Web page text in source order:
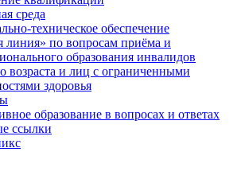
среда
техническое обеспечение
линия» по вопросам приёма и
образования инвалидов
возраста и лиц с ограниченными
здоровья
образование в вопросах и ответах
ссылки